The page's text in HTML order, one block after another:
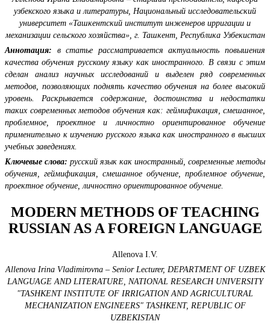
узбекского языка и литературы, Национальный исследовательский
университет «Ташкентский институт инженеров ирригации и
механизации сельского хозяйства», г. Ташкент, Республика Узбекистан
Аннотация: в статье рассматривается актуальность повышения
качества обучения русскому языку как иностранного. В связи с этим
сделан анализ научных исследований и выделен ряд современных
методов, позволяющих поднять качество обучения на более высокий
уровень. Раскрывается содержание, достоинства и недостатки
таких современных методов обучения как: геймификация, смешанное,
проблемное, проектное и личностно ориентированное обучение
применительно к изучению русского языка как иностранного в высших
учебных заведениях.
Ключевые слова: русский язык как иностранный, современные методы
обучения, геймификация, смешанное обучение, проблемное обучение,
проектное обучение, личностно ориентированное обучение.
MODERN METHODS OF TEACHING
RUSSIAN AS A FOREIGN LANGUAGE
Allenova I.V.
Allenova Irina Vladimirovna – Senior Lecturer, DEPARTMENT OF UZBEK
LANGUAGE AND LITERATURE, NATIONAL RESEARCH UNIVERSITY
"TASHKENT INSTITUTE OF IRRIGATION AND AGRICULTURAL
MECHANIZATION ENGINEERS" TASHKENT, REPUBLIC OF
UZBEKISTAN